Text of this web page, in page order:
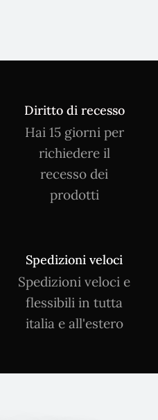
Diritto di recesso
Hai 15 giorni per
richiedere il
recesso dei
prodotti
Spedizioni veloci
Spedizioni veloci e
flessibili in tutta
italia e all'estero